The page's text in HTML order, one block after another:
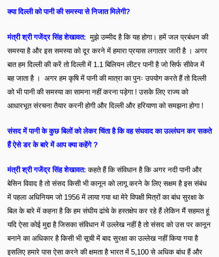
क्या दिल्ली को पानी की समस्या से निजात मिलेगी?
मंत्री श्री गजेंद्र सिंह शेखावत: मुझे उम्मीद है कि यह होगा। हमें जल प्रबंधन की
समस्या है और इस समस्या को दूर करने में हमारा प्रयास लगातार जारी है । अगर
बात हम दिल्ली की करें तो दिल्ली में 1.1 बिलियन लीटर पानी है जो सिर्फ सीवेज में
बह जाता है ।  अगर हम कृषि में पानी की मात्रा का पुनः उपयोग करते हैं तो दिल्ली
को भी पानी की समस्या का सामना नहीं करना पड़ेगा ! उसके लिए राज्य को
आधारभूत संरचना तैयार करनी होगी और दिल्ली और हरियाणा को समझना होगा !
संसद में पानी के कुछ बिलों को लेकर चिंता है कि वह संघवाद का उल्लंघन कर सकते
हैं ऐसे डर के बारे में आप क्या कहेंगे ?
मंत्री श्री गजेंद्र सिंह शेखावत: कहते हैं कि संविधान है कि अगर नदी पानी और
बेसिन विवाद है तो संसद किसी भी कानून को लागू करने के लिए सक्षम है इस संबंध
में पहला अधिनियम जो 1956 में लाया गया था मेरे विपक्षी मित्रों का बांध सुरक्षा के
बिल के बारे में कहना है कि हम संघीय ढांचे के हस्तक्षेप कर रहे हैं लेकिन मैं सहमत हूं
यदि ऐसा कोई मुद्दा है जिसका संविधान में उल्लेख नहीं है तो संसद को उस पर कानून
बनाने का अधिकार है किसी भी सूची में बाद सुरक्षा का उल्लेख नहीं किया गया है
इसलिए हमारे पास ऐसा करने की क्षमता है भारत में 5,100 से अधिक बांध हैं और